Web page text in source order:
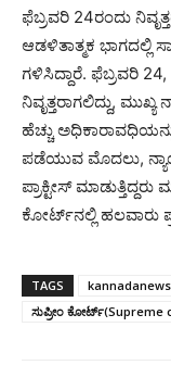
ಫೆಬ್ರವರಿ 24ರಂದು
ಆಡಳಿತಾತ್ಮಕ ಭಾಗದಲ್ಲಿ
ಗಳಿಸಿದ್ದಾರೆ. ಫೆಬ್ರವರಿ
ನಿವೃತ್ತರಾಗಲಿದ್ದು,
ಹೆಚ್ಚು
ಪಡೆಯುವ ಮೊದಲು,
ಪ್ರಾಕ್ಟೀಸ್‌
ಕೋರ್ಟ್‌ನಲ್ಲಿ ಹಲವಾರು
TAGS kannadanews
ಸುಪ್ರೀಂ ಕೋರ್ಟ್(Supreme